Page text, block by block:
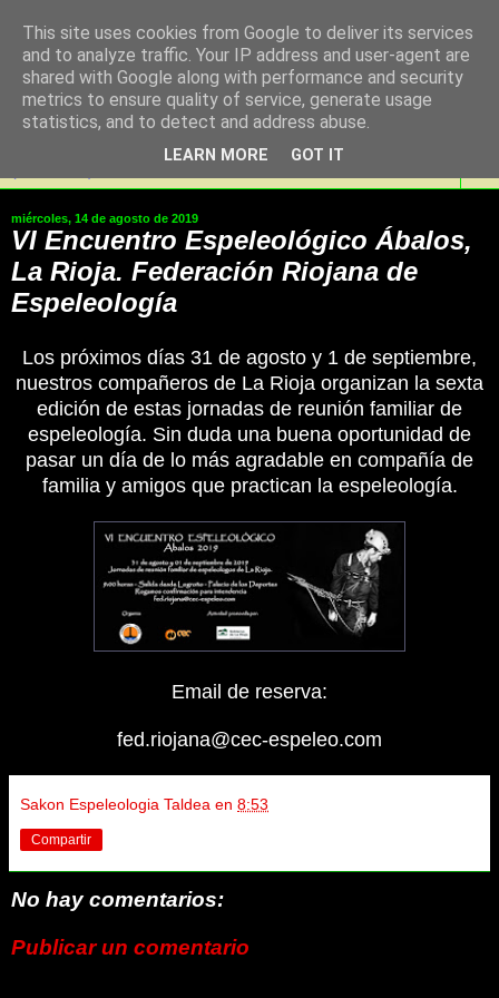
SaKoN Espeleologia
Taldea, Noain Elortzibar
miércoles, 14 de agosto de 2019
VI Encuentro Espeleológico Ábalos,
La Rioja. Federación Riojana de
Espeleología
Los próximos días 31 de agosto y 1 de septiembre,
nuestros compañeros de La Rioja organizan la sexta
edición de estas jornadas de reunión familiar de
espeleología. Sin duda una buena oportunidad de
pasar un día de lo más agradable en compañía de
familia y amigos que practican la espeleología.
Email de reserva:
fed.riojana@cec-espeleo.com
Sakon Espeleologia Taldea en 8:53
Compartir
No hay comentarios:
Publicar un comentario
This site uses cookies from Google to deliver its services
and to analyze traffic. Your IP address and user-agent are
shared with Google along with performance and security
metrics to ensure quality of service, generate usage
statistics, and to detect and address abuse.
LEARN MORE GOT IT